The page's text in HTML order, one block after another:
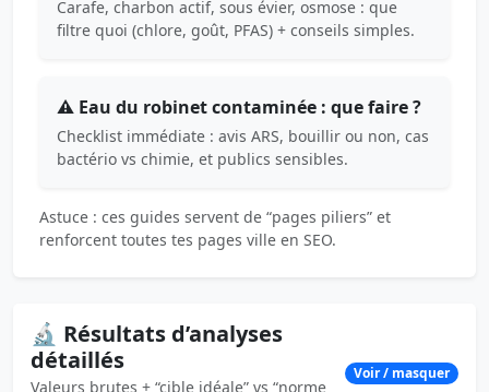
Carafe, charbon actif, sous évier, osmose : que
filtre quoi (chlore, goût, PFAS) + conseils simples.
⚠️ Eau du robinet contaminée : que faire ?
Checklist immédiate : avis ARS, bouillir ou non, cas
bactério vs chimie, et publics sensibles.
Astuce : ces guides servent de “pages piliers” et
renforcent toutes tes pages ville en SEO.
🔬 Résultats d’analyses
détaillés
Valeurs brutes + “cible idéale” vs “norme
Voir / masquer